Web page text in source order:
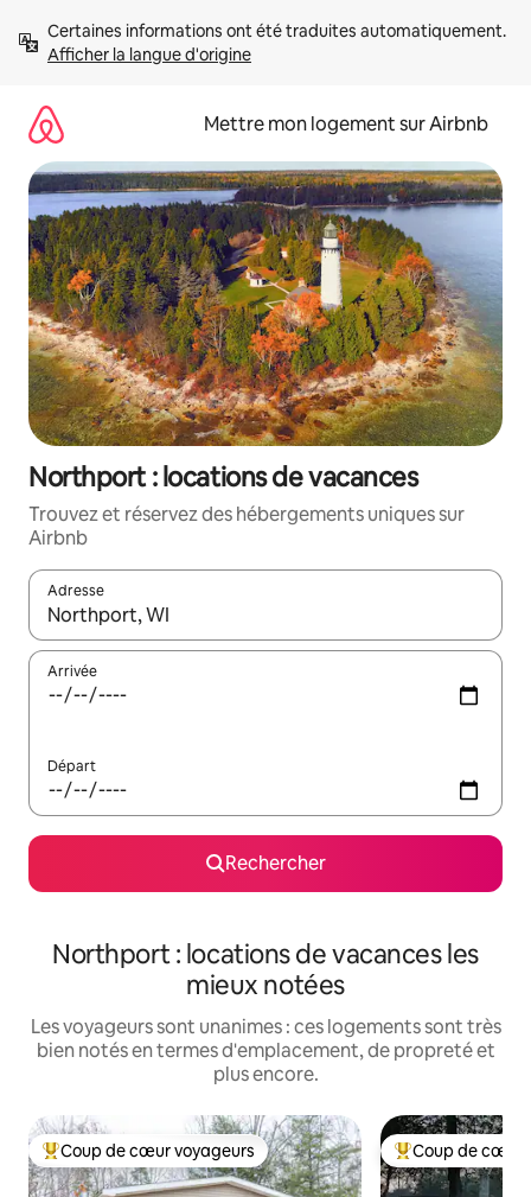
directement
Afficher la langue d'origine
Mettre mon logement sur Airbnb
Northport : locations de vacances
Trouvez et réservez des hébergements uniques sur
Airbnb
Adresse
Lorsque les résultats s'affichent, utilisez les flèches vers le
Arrivée
Départ
Rechercher
Northport : locations de vacances les
mieux notées
Les voyageurs sont unanimes : ces logements sont très
bien notés en termes d'emplacement, de propreté et
plus encore.
Coups de cœur voyageurs les plus appréciés
Coup de cœur voyageurs Coups de cœur
Coup de cœur